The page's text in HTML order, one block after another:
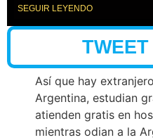
SEGUIR LEYENDO
Así que hay
Argentina, estudian
atienden gratis en
mientras odian a la